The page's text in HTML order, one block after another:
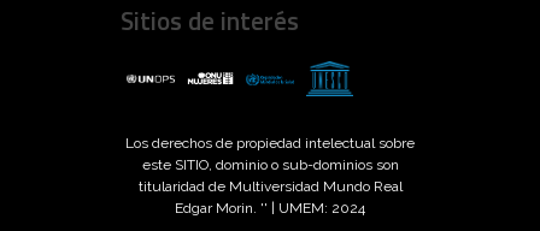
Sitios de interés
Los derechos de propiedad intelectual sobre
este SITIO, dominio o sub-dominios son
titularidad de Multiversidad Mundo Real
Edgar Morin. '' | UMEM: 2024